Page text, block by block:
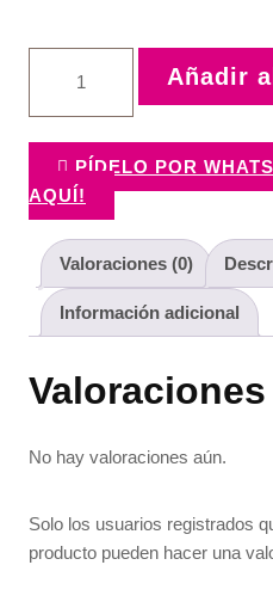
Sabor
cantidad
Añadir
PÍDELO POR
AQUÍ!
Valoraciones (0)
Información adicional
Valoraciones
No hay valoraciones aún.
Solo los usuarios registrados
producto pueden hacer una